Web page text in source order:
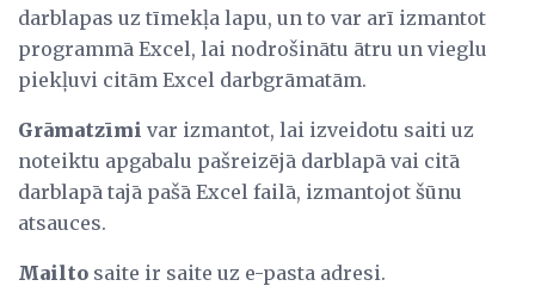
darblapas uz tīmekļa lapu, un to var arī izmantot
programmā Excel, lai nodrošinātu ātru un vieglu
piekļuvi citām Excel darbgrāmatām.
Grāmatzīmi var izmantot, lai izveidotu saiti uz
noteiktu apgabalu pašreizējā darblapā vai citā
darblapā tajā pašā Excel failā, izmantojot šūnu
atsauces.
Mailto saite ir saite uz e-pasta adresi.